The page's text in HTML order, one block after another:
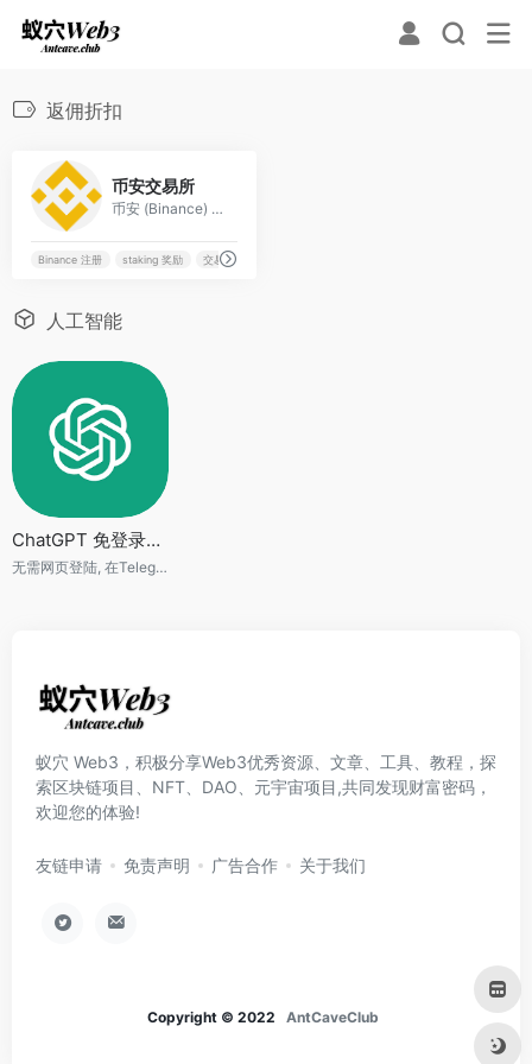
返佣折扣
币安交易所
币安 (Binance) 是全球交易量最大的加密货币交易所，提供数千种数字资产交易、极高的流动性及全方位的区块链金融服务。
Binance 注册 staking 奖励 交易所
人工智能
ChatGPT 免登录版 (Telegram机器人)
无需网页登陆, 在Telegram中直接对话使用的ChatGPT机器人
蚁穴 Web3，积极分享Web3优秀资源、文章、工具、教程，探
索区块链项目、NFT、DAO、元宇宙项目,共同发现财富密码，
欢迎您的体验!
友链申请 免责声明 广告合作 关于我们
Copyright © 2022 AntCaveClub